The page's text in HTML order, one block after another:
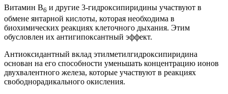
Витамин В6 и другие 3-гидроксипиридины участвуют в
обмене янтарной кислоты, которая необходима в
биохимических реакциях клеточного дыхания. Этим
обусловлен их антигипоксантный эффект.
Антиоксидантный вклад этилметилгидроксипиридина
основан на его способности уменьшать концентрацию ионов
двухвалентного железа, которые участвуют в реакциях
свободнорадикального окисления.